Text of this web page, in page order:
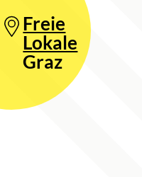
Freie
Lokale
Graz